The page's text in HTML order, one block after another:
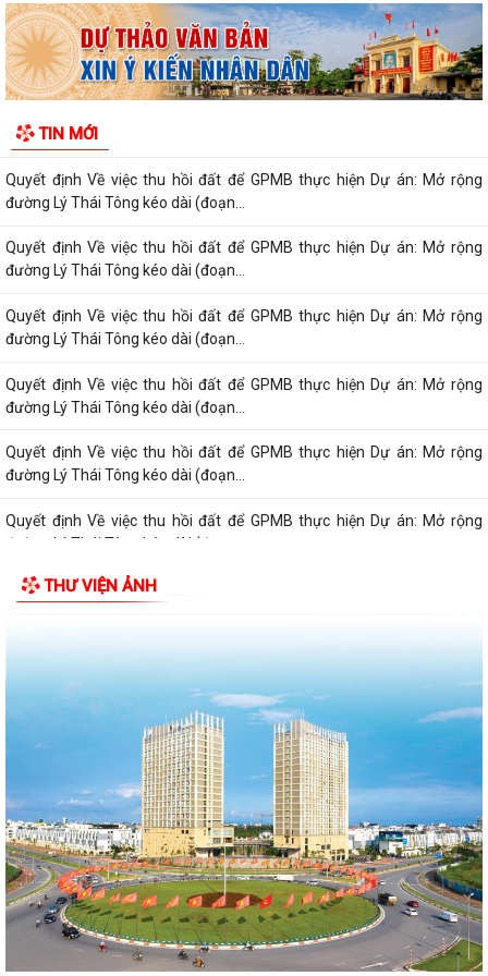
TIN MỚI
Quyết định Về việc thu hồi đất để GPMB thực hiện Dự án: Mở rộng
đường Lý Thái Tông kéo dài (đoạn...
đường Lý Thái Tông kéo dài (đoạn...
Quyết định Về việc thu hồi đất để GPMB thực hiện Dự án: Mở rộng
đường Lý Thái Tông kéo dài (đoạn...
Quyết định Về việc thu hồi đất để GPMB thực hiện Dự án: Mở rộng
đường Lý Thái Tông kéo dài (đoạn...
Quyết định Về việc thu hồi đất để GPMB thực hiện Dự án: Mở rộng
đường Lý Thái Tông kéo dài (đoạn...
Quyết định Về việc thu hồi đất để GPMB thực hiện Dự án: Mở rộng
đường Lý Thái Tông kéo dài (đoạn...
Quyết định Về việc thu hồi đất để GPMB thực hiện Dự án: Mở rộng
đường Lý Thái Tông kéo dài (đoạn...
Quyết định Về việc thu hồi đất để GPMB thực hiện Dự án: Mở rộng
đường Lý Thái Tông kéo dài (đoạn...
Quyết định Về việc thu hồi đất để GPMB thực hiện Dự án: Mở rộng
đường Lý Thái Tông kéo dài (đoạn từ...
Quyết định Về việc thu hồi đất để GPMB thực hiện Dự án: Mở rộng
đường Lý Thái Tông kéo dài (đoạn từ...
Quyết định Về việc thu hồi đất để GPMB thực hiện Dự án: Mở rộng
đường Lý Thái Tông kéo dài (đoạn...
Quyết định Về việc thu hồi đất để GPMB thực hiện Dự án: Mở rộng
đường Lý Thái Tông kéo dài (đoạn...
Quyết định Về việc thu hồi đất để GPMB thực hiện Dự án: Mở rộng
đường Lý Thái Tông kéo dài (đoạn...
THƯ VIỆN ẢNH